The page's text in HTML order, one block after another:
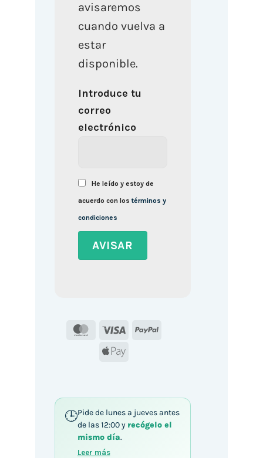
avisaremos
cuando vuelva a
estar
disponible.
Introduce tu
correo
electrónico
He leído y estoy de
acuerdo con lostérminos y
condiciones
MasterCard
Visa
PayPal
Apple
Pide de lunes a jueves antes
de las 12:00 y recógelo el
mismo día.
Leer más